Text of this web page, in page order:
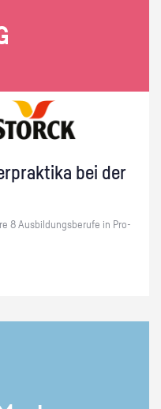
bei der
8 Aus­bil­dungs­be­ru­fe in Pro­